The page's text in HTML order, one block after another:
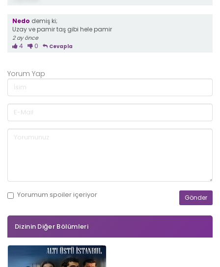
Nedo demiş ki;
Uzay ve pamir taş gibi hele pamir
2 ay önce
4 0 Cevapla
Yorum Yap
Yorumum spoileriçeriyor
Dizinin Diğer Bölümleri